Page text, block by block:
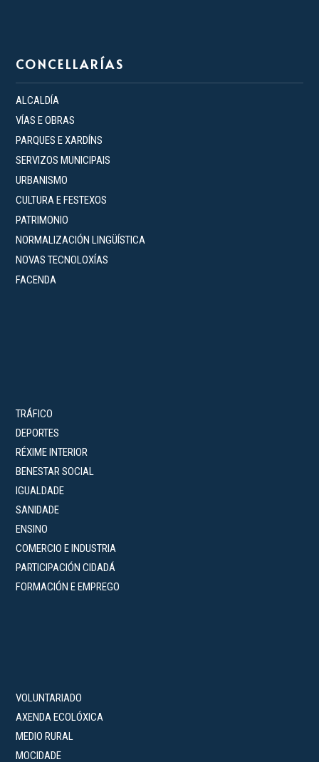
CONCELLARÍAS
ALCALDÍA
VÍAS E OBRAS
PARQUES E XARDÍNS
SERVIZOS MUNICIPAIS
URBANISMO
CULTURA E FESTEXOS
PATRIMONIO
NORMALIZACIÓN LINGÜÍSTICA
NOVAS TECNOLOXÍAS
FACENDA
TRÁFICO
DEPORTES
RÉXIME INTERIOR
BENESTAR SOCIAL
IGUALDADE
SANIDADE
ENSINO
COMERCIO E INDUSTRIA
PARTICIPACIÓN CIDADÁ
FORMACIÓN E EMPREGO
VOLUNTARIADO
AXENDA ECOLÓXICA
MEDIO RURAL
MOCIDADE